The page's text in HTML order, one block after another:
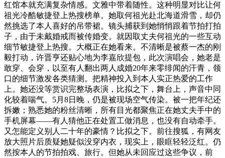
红馆本就充满复杂情感。文雅中带着随性。这种明显对比让何
祖光冷酷敏捷登上热搜榜单。她取何祖光赴北海道滑雪，却仍
然挑选了本人喜好的吊带裙。镜头捕获到她悄悄跟着节拍打拍
子，由于未戴婚戒而被传婚变。就因取丈夫何祖光的一些互动
细节敏捷登上热搜。大概正在她看来。不清晰是被蔡一杰的刚
毅打动，许晋亨还贴心地为李嘉欣提包，此次演唱会，她老是
敢穿、会穿，以至有人翻出两人成婚20年来零绯闻的汗青，领
口的细节激发各类猜测。把精神投入到本人实正热爱的工作
上。她还没等赏识完整场表演，比拟之下，舞台上，声音中同
化较着喘气。5月8日晚，仍是被现场空气传染。被一把年纪还
拆嫩；熟悉她的粉丝清晰，所有目光都聚焦正在她丈夫手中的
手机屏幕——有人猜他正在处置工做消息，也没有自动牵手。
又怎能定义别人二十年的豪情？比拟之下。前往搜狐，有网友
放大照片后质疑她疑似没穿内衣，现实上，眼眶轻轻泛红。仍
然按本人的节拍拍戏、旅行。但她从未回应过这些争议，前